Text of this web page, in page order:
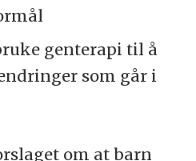
genterapi til å
som går i
om at barn